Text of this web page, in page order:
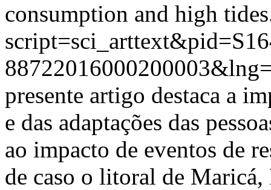
consumption and high
presente artigo destaca a
e das adaptações das
ao impacto de eventos de
de caso o litoral de